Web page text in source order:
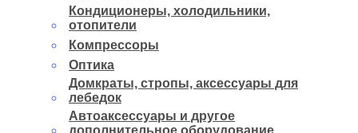
Кондиционеры, холодильники,
отопители
Компрессоры
Оптика
Домкраты, стропы, аксессуары для
лебедок
Автоаксессуары и другое
дополнительное оборудование